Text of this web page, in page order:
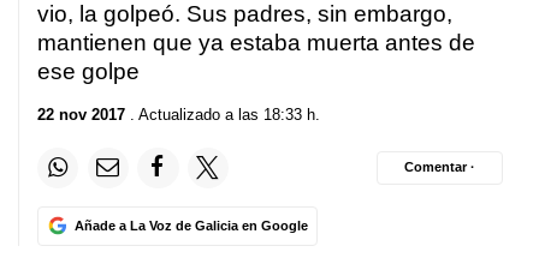
vio, la golpeó. Sus padres, sin embargo,
mantienen que ya estaba muerta antes de
ese golpe
22 nov 2017 . Actualizado a las 18:33 h.
Añade a La Voz de Galicia en Google
Comentar ·